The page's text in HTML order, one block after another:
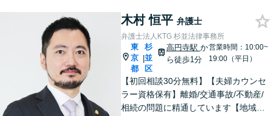
木村 恒平 弁護士
弁護士法人KTG 杉並法律事務所
東
京
都
|
杉
並
区
高円寺駅 か
ら徒歩1分
営業時間：10:00~
19:00（平日）
【初回相談30分無料】【夫婦カウンセ
ラー資格保有】離婚/交通事故/不動産/
相続の問題に精通しています【地域に